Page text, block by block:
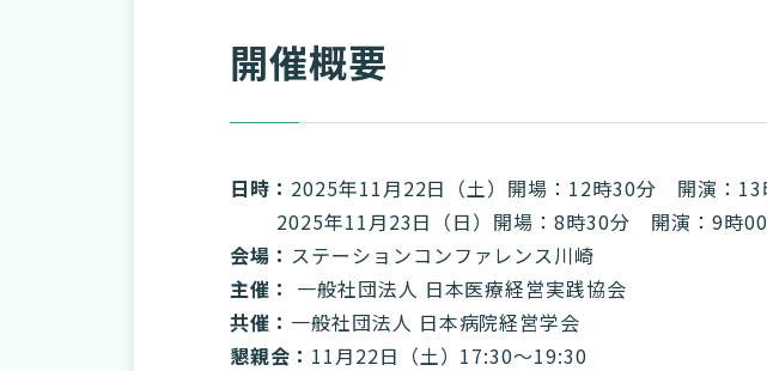
開催概要
日時： 2025年11月22日（土）開場：12時30分 開演：13
2025年11月23日（日）開場：8時30分 開演：9時
会場： ステーションコンファレンス川崎
主催： 一般社団法人 日本医療経営実践協会
共催： 一般社団法人 日本病院経営学会
懇親会： 11月22日（土）17:30〜19:30